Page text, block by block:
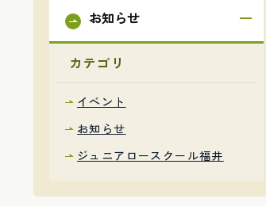
お知らせ
カテゴリ
イベント
お知らせ
ジュニアロースクール福井